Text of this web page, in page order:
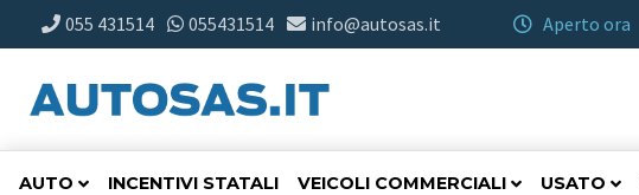
055 431514 055431514 info@autosas.it Aperto ora
AUTO INCENTIVI STATALI VEICOLI COMMERCIALI USATO